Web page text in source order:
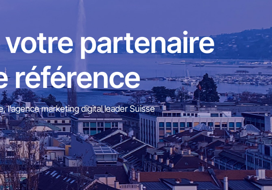
partenaire
référence
l'agence marketing digital leader Suisse